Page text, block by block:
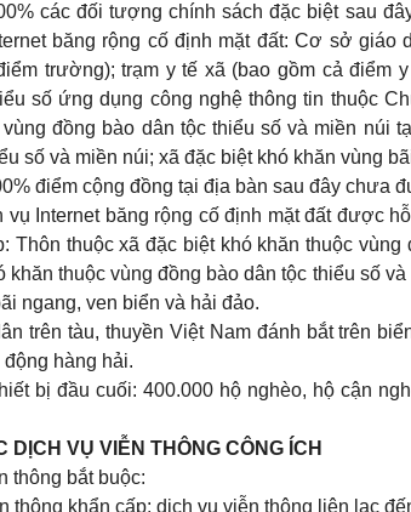
các đối tượng chính sách đặc biệt sau
băng rộng cố định mặt đất: Cơ sở giáo
trường); trạm y tế xã (bao gồm cả điểm
số ứng dụng công nghệ thông tin thuộc
đồng bào dân tộc thiểu số và miền núi
số và miền núi; xã đặc biệt khó khăn vùng
điểm cộng đồng tại địa bàn sau đây chưa
vụ Internet băng rộng cố định mặt đất được
Thôn thuộc xã đặc biệt khó khăn thuộc
khăn thuộc vùng đồng bào dân tộc thiểu số
ngang, ven biển và hải đảo.
trên tàu, thuyền Việt Nam đánh bắt trên
hàng hải.
bị đầu cuối: 400.000 hộ nghèo, hộ cận
DỊCH VỤ VIỄN THÔNG CÔNG ÍCH
thông bắt buộc:
thông khẩn cấp; dịch vụ viễn thông liên lạc